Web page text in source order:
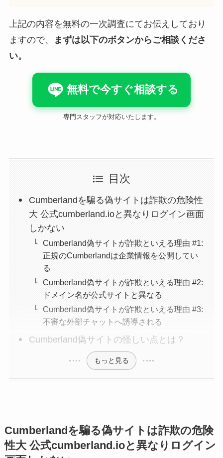
上記の内容を無料の一次調査にてお伝えしており
ますので、
まずは以下のボタンからご相談くださ
い。
無料で今すぐ相談する
専門スタッフが対応いたします。
目次
Cumberlandを騙る偽サイトは詐欺の危険性
大 公式cumberland.ioと異なりログイン画面
しかない
Cumberland偽サイトが詐欺といえる理由 #1:
正規のCumberlandは企業情報を公開してい
る
Cumberland偽サイトが詐欺といえる理由 #2:
ドメイン名が公式サイトと異なる
Cumberland偽サイトが詐欺といえる理由 #3:
不審な外部チャットへ誘導される
Cumberland偽サイトの怪しい点とは？
もっと見る
Cumberlandを騙る偽サイトは詐欺の危険
性大 公式cumberland.ioと異なりログイン